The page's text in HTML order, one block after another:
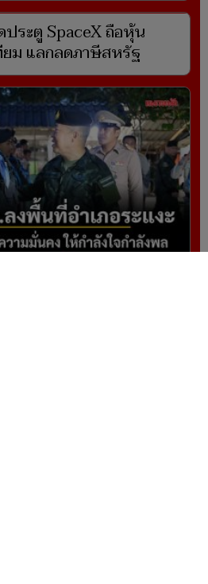
ระตู SpaceX ถือหุ้น
ยม แลกลดภาษีสหรัฐ